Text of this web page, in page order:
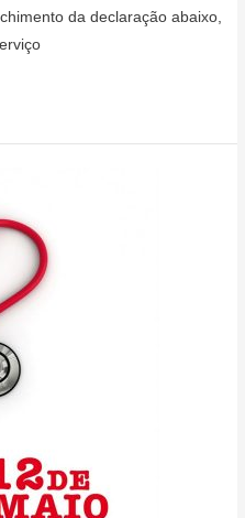
da declaração abaixo,